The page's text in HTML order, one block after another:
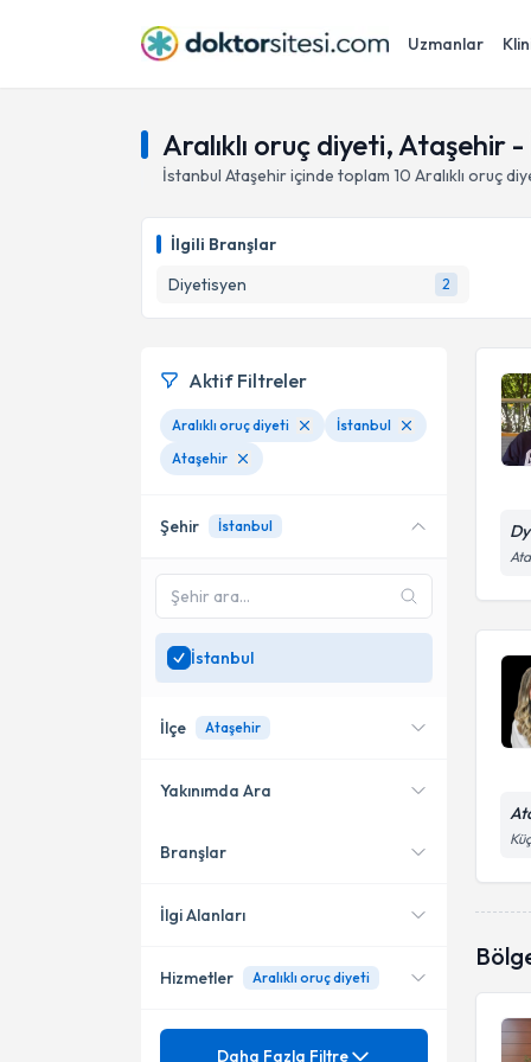
Uzmanlar
Aralıklı oruç diyeti, Ataşehir
İstanbul Ataşehiriçinde toplam 10 Aralıklı oruç
İlgili Branşlar
Diyetisyen
2
Aktif Filtreler
Aralıklı oruç diyeti
İstanbul
Ataşehir
Şehir İstanbul
İstanbul
İlçe Ataşehir
Bakırköy
Kadıköy
Yakınımda Ara
Konumuma yakın uzmanları
Branşlar
Diyetisyen
İlgi Alanları
Gestasyonel (Gebelikte)
Hizmetler Aralıklı oruç diyeti
Mezuniyet
Daha Fazla Filtre